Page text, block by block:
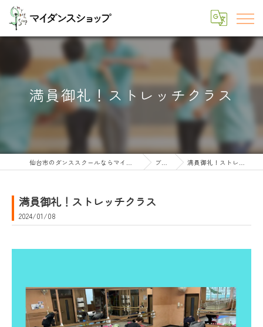
満員御礼！ストレッチクラス
仙台市のダンススクールならマイダンスショップ ブログ 満員御礼！ストレッチクラス
満員御礼！ストレッチクラス
2024/01/08